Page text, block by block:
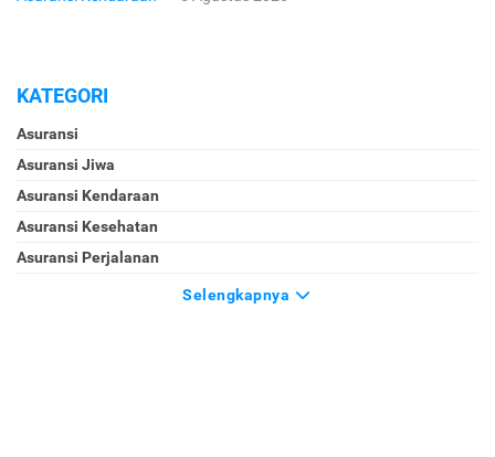
KATEGORI
Asuransi
Asuransi Jiwa
Asuransi Kendaraan
Asuransi Kesehatan
Asuransi Perjalanan
Selengkapnya